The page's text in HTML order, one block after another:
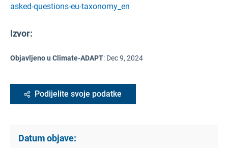
asked-questions-eu-taxonomy_en
Izvor:
Objavljeno u Climate-ADAPT: Dec 9, 2024
Podijelite svoje podatke
Datum objave: